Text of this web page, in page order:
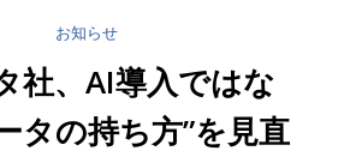
お知らせ
社、AI導入ではな
タの持ち方”を見直